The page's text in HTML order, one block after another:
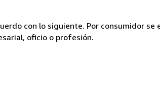
con lo siguiente. Por consumidor
oficio o profesión.